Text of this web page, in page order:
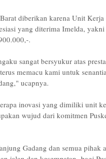
diberikan karena Unit
yang diterima Imelda,
.
sangat bersyukur atas
memacu kami untuk
ucapnya.
inovasi yang dimiliki unit
wujud dari komitmen
Gadang dan semua pihak